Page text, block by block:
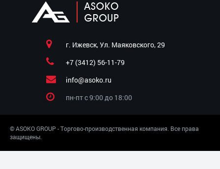
г. Ижевск, Ул. Маяковского, 29
+7 (3412) 56-11-79
info@asoko.ru
пн-пт c 9:00 до 18:00
© ASOKO GROUP - Торгово-производственная компания. Все права
защищены.